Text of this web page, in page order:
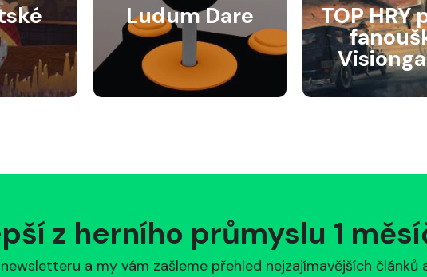
Ludum Dare TOP HRY
z herního průmyslu 1
a my vám zašleme přehled nejzajímavějších článků